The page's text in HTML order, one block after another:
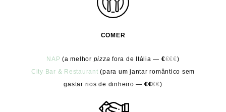
COMER
NAP (a melhor pizza fora de Itália — €€€€)
City Bar & Restaurant (para um jantar romântico sem
gastar rios de dinheiro — €€€€)